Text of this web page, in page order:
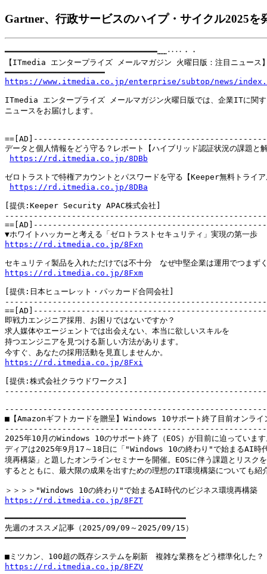
Gartner、行政サービスのハイプ・サイクル2025を
━━━━━━━━━━━━━━━━━━━━━━━━━━━━━━━━……‥‥・・
【ITmedia エンタープライズ メールマガジン 火曜日版：注目ニュー
https://www.itmedia.co.jp/enterprise/subtop/news/
ITmedia エンタープライズ メールマガジン火曜日版では、企業ITに関
ニュースをお届けします。
データと個人情報をどう守る？レポート【ハイブリッド認証状況の課題と
https://rd.itmedia.co.jp/8DBb
ゼロトラストで特権アカウントとパスワードを守る【Keeper無料トライ
https://rd.itmedia.co.jp/8DBa
[提供:Keeper Security APAC株式会社]
https://rd.itmedia.co.jp/8Fxn
https://rd.itmedia.co.jp/8Fxm
[提供:日本ヒューレット・パッカード合同会社]
即戦力エンジニア採用、お困りではないですか？
求人媒体やエージェントでは出会えない、本当に欲しいスキルを
持つエンジニアを見つける新しい方法があります。
https://rd.itmedia.co.jp/8Fxi
[提供:株式会社クラウドワークス]
■【Amazonギフトカードを贈呈】Windows 10サポート終了目前オンライ
2025年10月のWindows 10のサポート終了（EOS）が目前に迫っていま
ディアは2025年9月17～18日に「"Windows 10の終わり"で始まるAI時
境再構築」と題したオンラインセミナーを開催。EOSに伴う課題とリスク
するとともに、最大限の成果を出すための理想のIT環境構築についても紹
https://rd.itmedia.co.jp/8FZT
━━━━━━━━━━━━━━━━━━━━━━━━━━━━━━━━━━━━━━
先週のオススメ記事（2025/09/09～2025/09/15）
━━━━━━━━━━━━━━━━━━━━━━━━━━━━━━━━━━━━━━
https://rd.itmedia.co.jp/8FZV